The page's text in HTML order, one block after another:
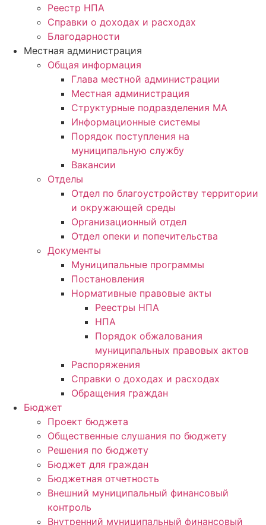
Реестр НПА
Справки о доходах и расходах
Благодарности
Местная администрация
Общая информация
Глава местной администрации
Местная администрация
Структурные подразделения МА
Информационные системы
Порядок поступления на
муниципальную службу
Вакансии
Отделы
Отдел по благоустройству территории
и окружающей среды
Организационный отдел
Отдел опеки и попечительства
Документы
Муниципальные программы
Постановления
Нормативные правовые акты
Реестры НПА
НПА
Порядок обжалования
муниципальных правовых актов
Распоряжения
Справки о доходах и расходах
Обращения граждан
Бюджет
Проект бюджета
Общественные слушания по бюджету
Решения по бюджету
Бюджет для граждан
Бюджетная отчетность
Внешний муниципальный финансовый
контроль
Внутренний муниципальный финансовый